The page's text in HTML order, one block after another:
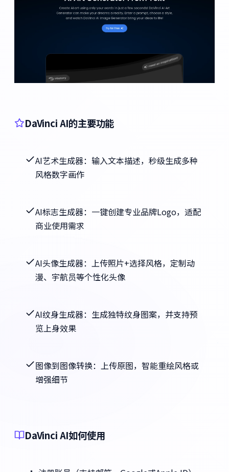
DaVinci AI的主要功能
AI艺术生成器：输入文本描述，秒级生成多种
风格数字画作
AI标志生成器：一键创建专业品牌Logo，适配
商业使用需求
AI头像生成器：上传照片+选择风格，定制动
漫、宇航员等个性化头像
AI纹身生成器：生成独特纹身图案，并支持预
览上身效果
图像到图像转换：上传原图，智能重绘风格或
增强细节
DaVinci AI如何使用